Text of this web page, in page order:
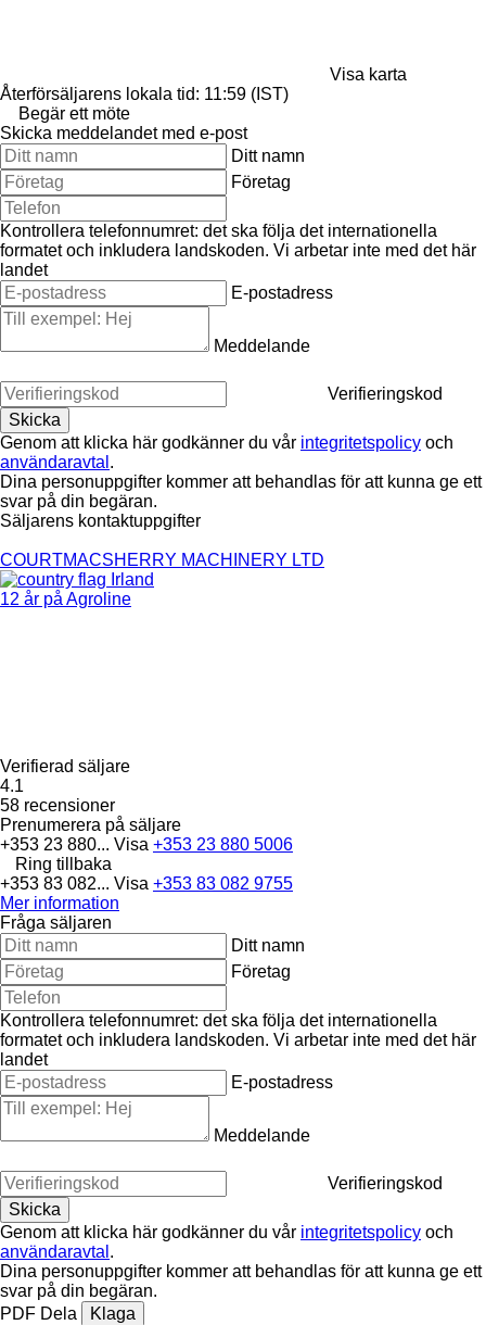
Visa karta
Återförsäljarens lokala tid: 11:59 (IST)
Begär ett möte
Skicka meddelandet med e-post
Ditt namn
Företag
Kontrollera telefonnumret: det ska följa det internationella
formatet och inkludera landskoden. Vi arbetar inte med det här
landet
E-postadress
Meddelande
Verifieringskod
Genom att klicka här godkänner du vår integritetspolicy och
användaravtal .
Dina personuppgifter kommer att behandlas för att kunna ge ett
svar på din begäran.
Säljarens kontaktuppgifter
COURTMACSHERRY MACHINERY LTD
Irland
12 år på Agroline
Verifierad säljare
4.1
58 recensioner
Prenumerera på säljare
+353 23 880... Visa +353 23 880 5006
Ring tillbaka
+353 83 082... Visa +353 83 082 9755
Mer information
Fråga säljaren
Ditt namn
Företag
Kontrollera telefonnumret: det ska följa det internationella
formatet och inkludera landskoden. Vi arbetar inte med det här
landet
E-postadress
Meddelande
Verifieringskod
Genom att klicka här godkänner du vår integritetspolicy och
användaravtal .
Dina personuppgifter kommer att behandlas för att kunna ge ett
svar på din begäran.
PDF Dela
Klaga